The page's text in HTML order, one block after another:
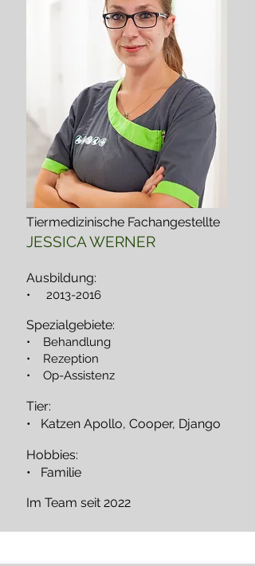
Tiermedizinische Fachangestellte
JESSICA WERNER
Ausbildung:
• 2013-2016
Spezialgebiete:
• Behandlung
• Rezeption
• Op-Assistenz
Tier:
• Katzen Apollo, Cooper, Django
Hobbies:
• Familie
Im Team seit 2022